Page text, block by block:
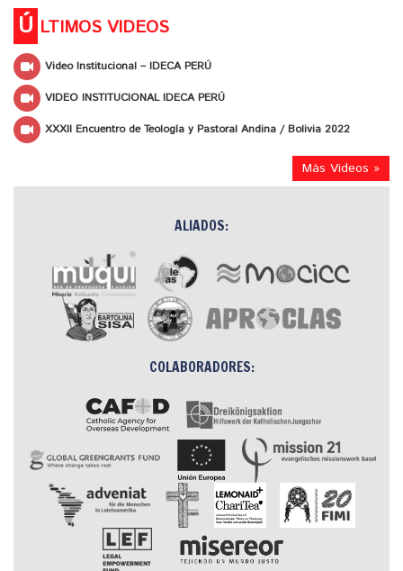
Ú LTIMOS VIDEOS
Video Institucional – IDECA PERÚ
VIDEO INSTITUCIONAL IDECA PERÚ
XXXII Encuentro de Teología y Pastoral Andina / Bolivia 2022
Más Videos »
ALIADOS:
COLABORADORES: